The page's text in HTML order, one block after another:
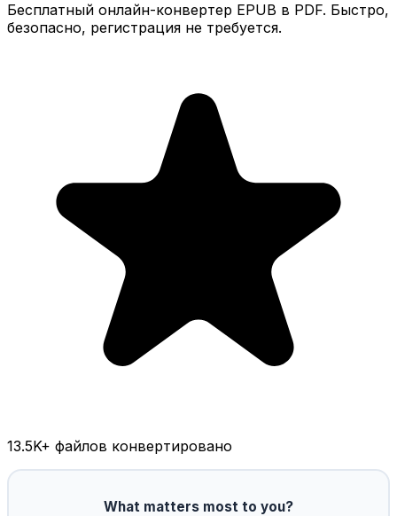
Бесплатный онлайн-конвертер EPUB в PDF. Быстро,
безопасно, регистрация не требуется.
13.5K+ файлов конвертировано
What matters most to you?